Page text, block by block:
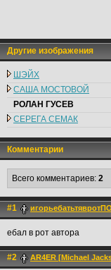
Другие изображения
ШЭЙХ
САША МОСТОВОЙ
РОЛАН ГУСЕВ
СЕРЕГА СЕМАК
Комментарии
Всего комментариев: 2
#1
ебал в рот автора
#2 AR4ER [Michael